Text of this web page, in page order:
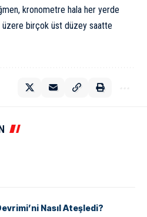
kronometre hala her yerde
üzere birçok üst düzey saatte
Nasıl Ateşledi?